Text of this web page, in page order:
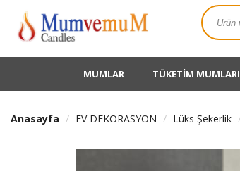
MUMLAR TÜKETİM MUMLARI
Anasayfa EV DEKORASYON Lüks Şekerlik